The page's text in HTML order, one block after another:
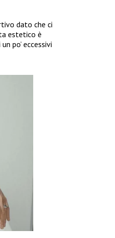
dato che ci
estetico è
po’ eccessivi